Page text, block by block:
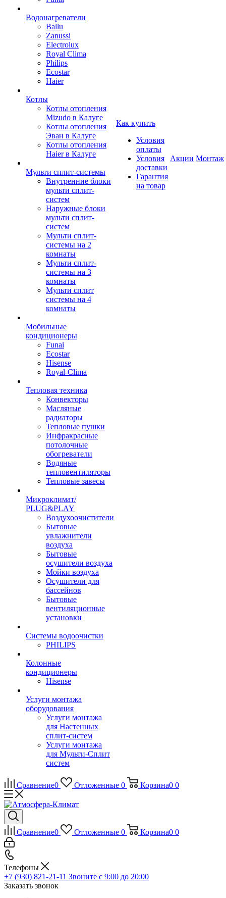
Водонагреватели
Ballu
Zanussi
Electrolux
Royal Clima
Philips
Ecostar
Haier
Котлы
Котлы отопления
Mizudo в Калуге
Котлы отопления
Эван в Калуге
Котлы отопления
Haier в Калуге
Мульти сплит-системы
Внутренние блоки
мульти сплит-
систем
Наружные блоки
мульти сплит-
систем
Мульти сплит-
системы на 2
комнаты
Мульти сплит-
системы на 3
комнаты
Мульти сплит
системы на 4
комнаты
Мобильные
кондиционеры
Funai
Ecostar
Hisense
Royal-Clima
Тепловая техника
Конвекторы
Масляные
радиаторы
Тепловые пушки
Инфракрасные
потолочные
обогреватели
Водяные
тепловентиляторы
Тепловые завесы
Микроклимат/
PLUG&PLAY
Воздухоочистители
Бытовые
увлажнители
воздуха
Бытовые
осушители воздуха
Мойки воздуха
Осушители для
бассейнов
Бытовые
вентиляционные
установки
Системы водоочистки
PHILIPS
Колонные
кондиционеры
Hisense
Услуги монтажа
оборудования
Услуги монтажа
для Настенных
сплит-систем
Услуги монтажа
для Мульти-Сплит
систем
Как купить
Условия
оплаты
Условия
доставки
Гарантия
на товар
Акции Монтаж
Сравнение0 Отложенные 0 Корзина0 0
Сравнение0 Отложенные 0 Корзина0 0
Телефоны
+7 (930) 821-21-11 Звоните с 9:00 до 20:00
Заказать звонок